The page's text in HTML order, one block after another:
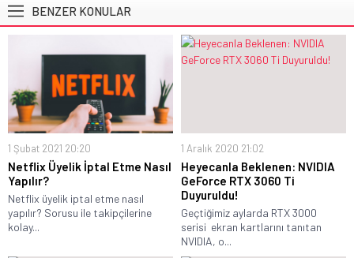
BENZER KONULAR
1 Şubat 2021 20:20
Netflix Üyelik İptal Etme Nasıl
Yapılır?
Netflix üyelik iptal etme nasıl
yapılır? Sorusu ile takipçilerine
kolay...
1 Aralık 2020 21:02
Heyecanla Beklenen: NVIDIA
GeForce RTX 3060 Ti
Duyuruldu!
Geçtiğimiz aylarda RTX 3000
serisi ekran kartlarını tanıtan
NVIDIA, o...